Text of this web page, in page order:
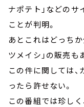
ナポテト」などの
ことが判明。
あとこれはどっち
ツメイシ」の販売も
この件に関しては
ったら許せない。
この番組では珍し